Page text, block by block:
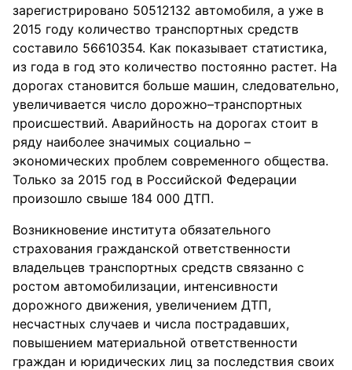
зарегистрировано 50512132 автомобиля, а уже в
2015 году количество транспортных средств
составило 56610354. Как показывает статистика,
из года в год это количество постоянно растет. На
дорогах становится больше машин, следовательно,
увеличивается число дорожно–транспортных
происшествий. Аварийность на дорогах стоит в
ряду наиболее значимых социально –
экономических проблем современного общества.
Только за 2015 год в Российской Федерации
произошло свыше 184 000 ДТП.
Возникновение института обязательного
страхования гражданской ответственности
владельцев транспортных средств связанно с
ростом автомобилизации, интенсивности
дорожного движения, увеличением ДТП,
несчастных случаев и числа пострадавших,
повышением материальной ответственности
граждан и юридических лиц за последствия своих